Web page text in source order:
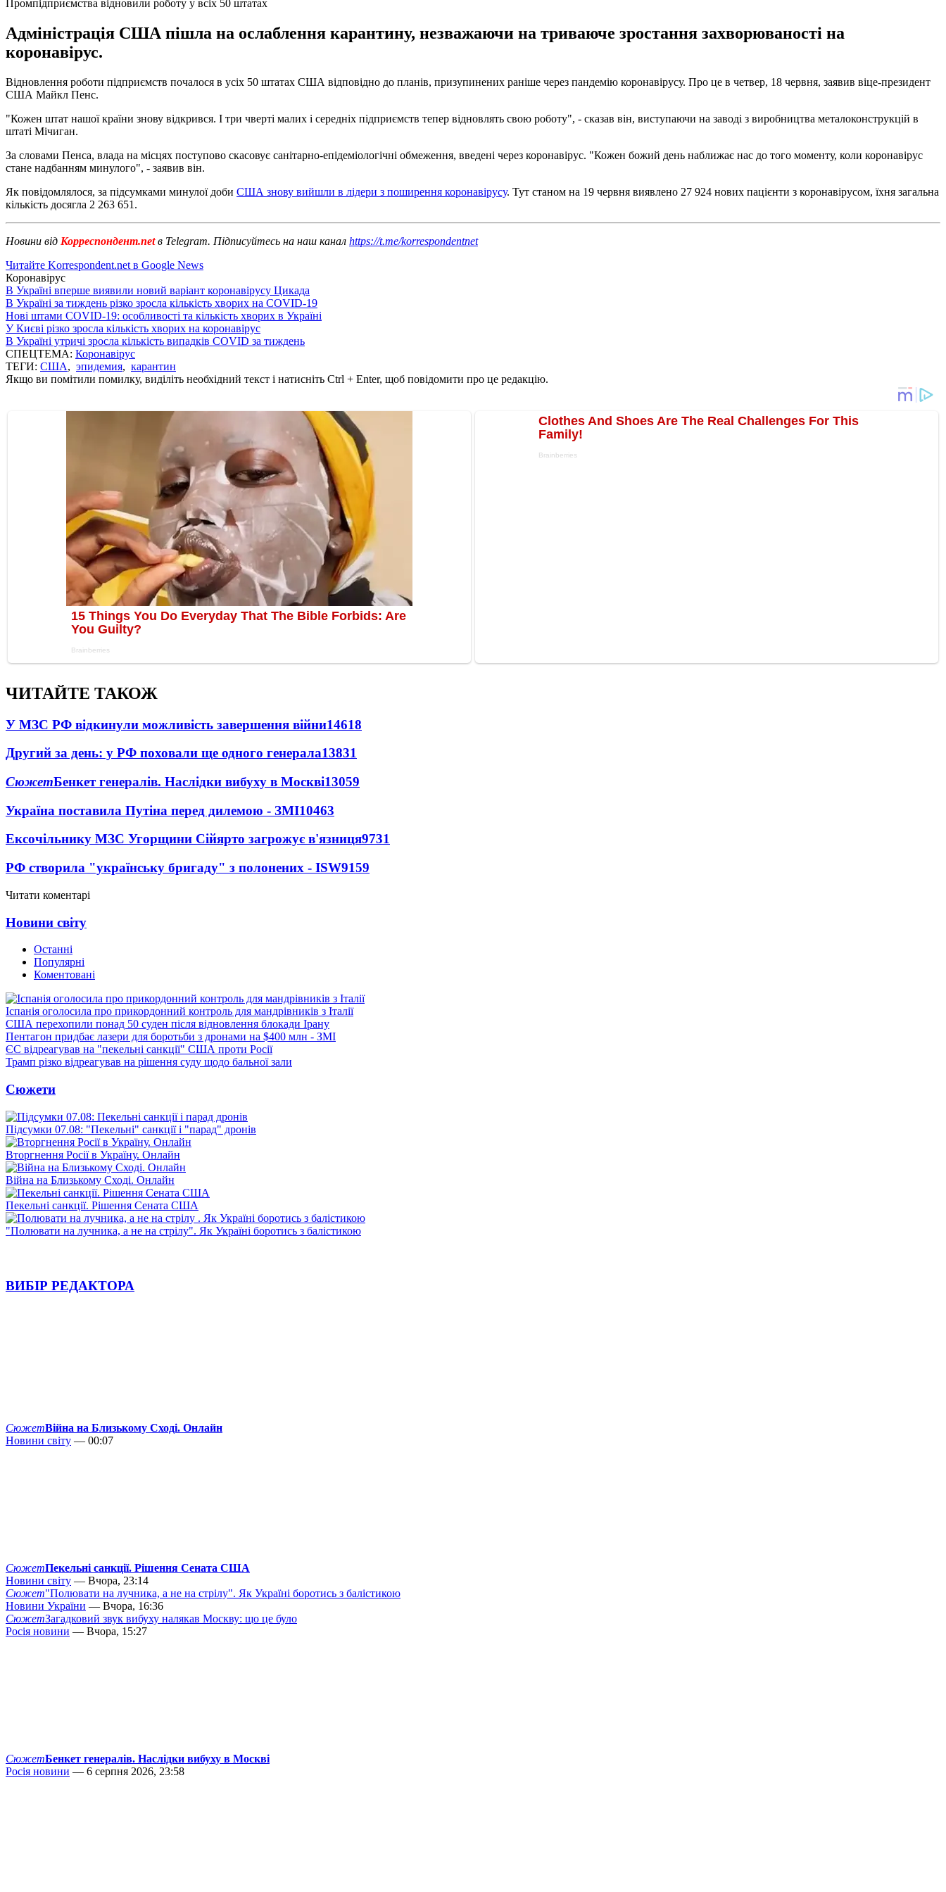
Промпідприємства відновили роботу у всіх 50 штатах
Адміністрація США пішла на ослаблення карантину, незважаючи на триваюче зростання захворюваності на
коронавірус.
Відновлення роботи підприємств почалося в усіх 50 штатах США відповідно до планів, призупинених раніше через пандемію коронавірусу. Про це в четвер, 18 червня, заявив віце-президент
США Майкл Пенс.
"Кожен штат нашої країни знову відкрився. І три чверті малих і середніх підприємств тепер відновлять свою роботу", - сказав він, виступаючи на заводі з виробництва металоконструкцій в
штаті Мічиган.
За словами Пенса, влада на місцях поступово скасовує санітарно-епідеміологічні обмеження, введені через коронавірус. "Кожен божий день наближає нас до того моменту, коли коронавірус
стане надбанням минулого", - заявив він.
Як повідомлялося, за підсумками минулої доби США знову вийшли в лідери з поширення коронавірусу. Тут станом на 19 червня виявлено 27 924 нових пацієнти з коронавірусом, їхня загальна
кількість досягла 2 263 651.
Новини від Корреспондент.netв Telegram. Підписуйтесь на наш канал https://t.me/korrespondentnet
Читайте Korrespondent.net в Google News
Коронавірус
В Україні вперше виявили новий варіант коронавірусу Цикада
В Україні за тиждень різко зросла кількість хворих на COVID-19
Нові штами COVID-19: особливості та кількість хворих в Україні
У Києві різко зросла кількість хворих на коронавірус
В Україні утричі зросла кількість випадків COVID за тиждень
СПЕЦТЕМА: Коронавірус
ТЕГИ: США, эпидемия, карантин
Якщо ви помітили помилку, виділіть необхідний текст і натисніть Ctrl + Enter, щоб повідомити про це редакцію.
ЧИТАЙТЕ ТАКОЖ
У МЗС РФ відкинули можливість завершення війни14618
Другий за день: у РФ поховали ще одного генерала13831
СюжетБенкет генералів. Наслідки вибуху в Москві13059
Україна поставила Путіна перед дилемою - ЗМІ10463
Ексочільнику МЗС Угорщини Сійярто загрожує в'язниця9731
РФ створила "українську бригаду" з полонених - ISW9159
Читати коментарі
Новини світу
Останні
Популярні
Коментовані
Іспанія оголосила про прикордонний контроль для мандрівників з Італії
США перехопили понад 50 суден після відновлення блокади Ірану
Пентагон придбає лазери для боротьби з дронами на $400 млн - ЗМІ
ЄС відреагував на "пекельні санкції" США проти Росії
Трамп різко відреагував на рішення суду щодо бальної зали
Сюжети
Підсумки 07.08: "Пекельні" санкції і "парад" дронів
Вторгнення Росії в Україну. Онлайн
Війна на Близькому Сході. Онлайн
Пекельні санкції. Рішення Сената США
"Полювати на лучника, а не на стрілу". Як Україні боротись з балістикою
ВИБІР РЕДАКТОРА
СюжетВійна на Близькому Сході. Онлайн
Новини світу — 00:07
СюжетПекельні санкції. Рішення Сената США
Новини світу — Вчора, 23:14
Сюжет"Полювати на лучника, а не на стрілу". Як Україні боротись з балістикою
Новини України — Вчора, 16:36
СюжетЗагадковий звук вибуху налякав Москву: що це було
Росія новини — Вчора, 15:27
СюжетБенкет генералів. Наслідки вибуху в Москві
Росія новини — 6 серпня 2026, 23:58